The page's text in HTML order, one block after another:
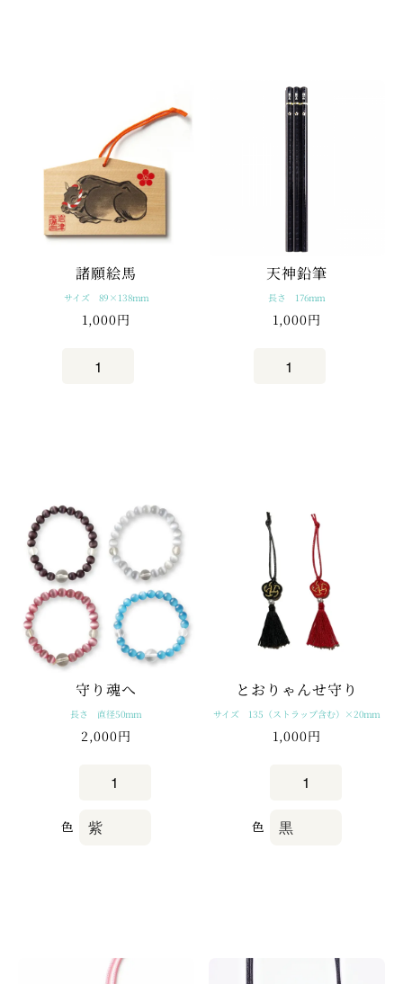
諸願絵馬
サイズ 89×138mm
1,000円
天神鉛筆
長さ 176mm
1,000円
守り魂へ
長さ 直径50mm
2,000円
色
とおりゃんせ守り
サイズ 135（ストラップ含む）×20mm
1,000円
色